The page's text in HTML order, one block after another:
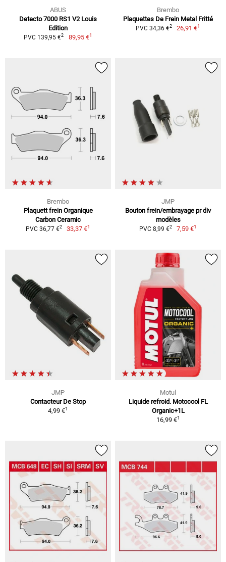
ABUS
Detecto 7000 RS1 V2 Louis
Edition
PVC 139,95 €2 89,95 €1
Brembo
Plaquettes De Frein Metal Fritté
PVC 34,36 €2 26,91 €1
Brembo
Plaquett frein Organique
Carbon Ceramic
PVC 36,77 €2 33,37 €1
JMP
Bouton frein/embrayage pr div
modèles
PVC 8,99 €2 7,59 €1
JMP
Contacteur De Stop
4,99 €1
Motul
Liquide refroid. Motocool FL
Organic+1L
16,99 €1